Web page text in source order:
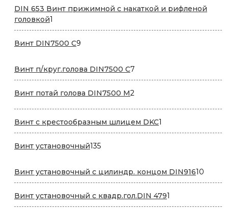
DIN 653 Винт прижимной с накаткой и рифленой
головкой1
товар
Винт DIN7500 С9
Винт п/круг.голова DIN7500 С7
товаров
Винт потай голова DIN7500 М2
Винт с крестообразным шлицем DKC1
товар
Винт установочный135135
Винт установочный с цилиндр. концом DIN91610
Винт установочный с квадр.гол.DIN 4791
товар